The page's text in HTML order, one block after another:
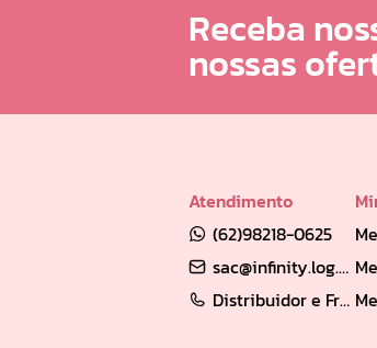
Receba
nossas
Atendimento
(62)98218-0625
sac@infinity.log.br
Distribuidor e Franqueado: (62) 98189-0213